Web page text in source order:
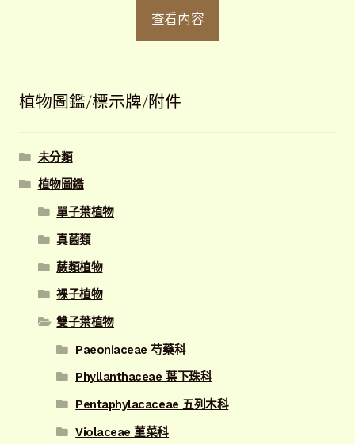
查看內容
植物圖鑑/標示牌/附件
未分類
植物圖鑑
單子葉植物
真菌類
蕨類植物
裸子植物
雙子葉植物
Paeoniaceae 芍藥科
Phyllanthaceae 葉下珠科
Pentaphylacaceae 五列木科
Violaceae 菫菜科